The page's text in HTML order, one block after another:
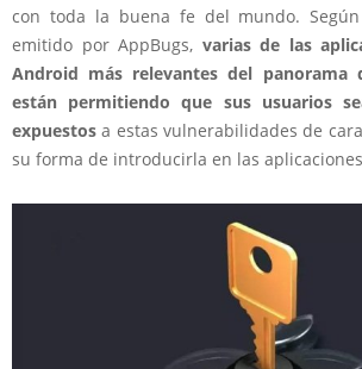
con toda la buena fe del mundo.
emitido por AppBugs, varias de las
Android más relevantes del panorama
están permitiendo que sus usuarios
expuestos a estas vulnerabilidades de
su forma de introducirla en las